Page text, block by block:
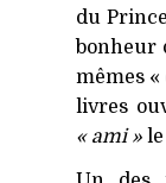
du
bonheur
mêmes «
livres
« ami »